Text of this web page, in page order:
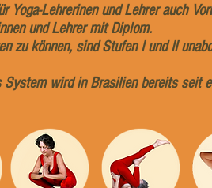
Lehrerinen und Lehrer auch
und Lehrer mit Diplom.
zu können, sind Stufen I und II
wird in Brasilien bereits seit